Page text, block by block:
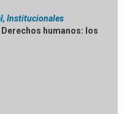
Institucionales
humanos: los